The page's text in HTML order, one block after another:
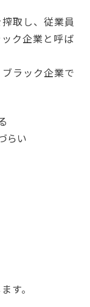
取し、従業員
ク企業と呼ば
ラック企業で
らい
す。